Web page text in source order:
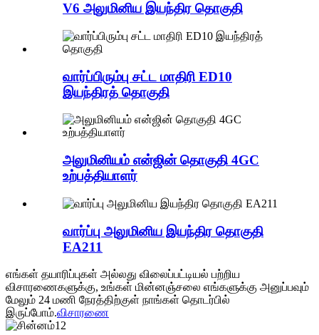
V6 அலுமினிய இயந்திர தொகுதி
வார்ப்பிரும்பு சட்ட மாதிரி ED10
இயந்திரத் தொகுதி
அலுமினியம் என்ஜின் தொகுதி 4GC
உற்பத்தியாளர்
வார்ப்பு அலுமினிய இயந்திர தொகுதி
EA211
எங்கள் தயாரிப்புகள் அல்லது விலைப்பட்டியல் பற்றிய
விசாரணைகளுக்கு, உங்கள் மின்னஞ்சலை எங்களுக்கு அனுப்பவும்
மேலும் 24 மணி நேரத்திற்குள் நாங்கள் தொடர்பில்
இருப்போம்.விசாரணை